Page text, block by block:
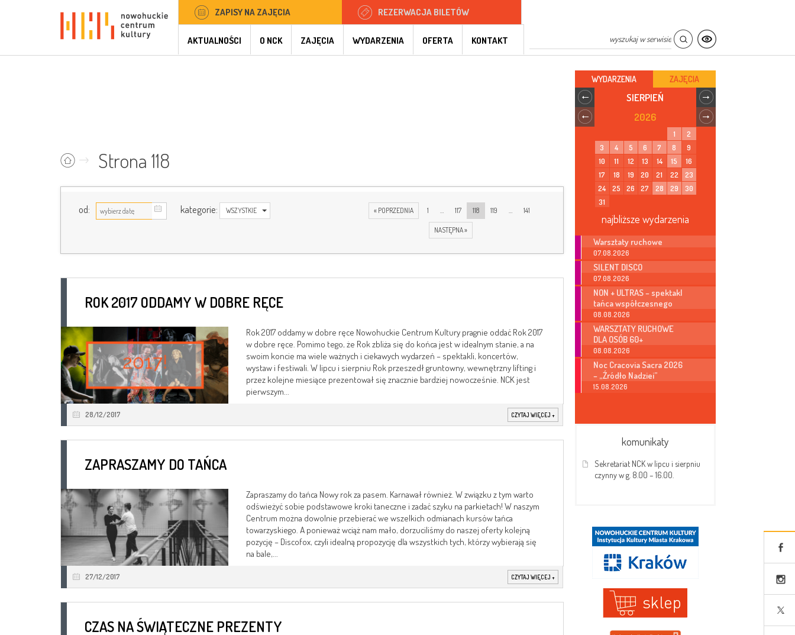
ZAPISY NA ZAJĘCIA REZERWACJA BILETÓW
AKTUALNOŚCI O NCK ZAJĘCIA WYDARZENIA OFERTA KONTAKT
Strona 118
od: kategorie: WSZYSTKIE « POPRZEDNIA 1 … 117 118 119 … 141
NASTĘPNA »
ROK 2017 ODDAMY W DOBRE RĘCE
Rok 2017 oddamy w dobre ręce Nowohuckie Centrum Kultury pragnie oddać Rok 2017
w dobre ręce. Pomimo tego, że Rok zbliża się do końca jest w idealnym stanie, a na
swoim koncie ma wiele ważnych i ciekawych wydarzeń – spektakli, koncertów,
wystaw i festiwali. W lipcu i sierpniu Rok przeszedł gruntowny, wewnętrzny lifting i
przez kolejne miesiące prezentował się znacznie bardziej nowocześnie. NCK jest
pierwszym...
28/12/2017 CZYTAJ WIĘCEJ +
ZAPRASZAMY DO TAŃCA
Zapraszamy do tańca Nowy rok za pasem. Karnawał również. W związku z tym warto
odświeżyć sobie podstawowe kroki taneczne i zadać szyku na parkietach! W naszym
Centrum można dowolnie przebierać we wszelkich odmianach kursów tańca
towarzyskiego. A ponieważ wciąż nam mało, dorzuciliśmy do naszej oferty kolejną
pozycję – Discofox, czyli idealną propozycję dla wszystkich tych, którzy wybierają się
na bale,...
27/12/2017 CZYTAJ WIĘCEJ +
CZAS NA ŚWIĄTECZNE PREZENTY
WYDARZENIA ZAJĘCIA
SIERPIEŃ
2026
1
2
3
4 5 6 7 8
9
10
11 12 13 14 15
16
17
18 19 20 21 22
23
24
25 26 27 28 29
30
31
najbliższe wydarzenia
Warsztaty ruchowe
07.08.2026
SILENT DISCO
07.08.2026
NON + ULTRAS – spektakl
tańca współczesnego
08.08.2026
WARSZTATY RUCHOWE
DLA OSÓB 60+
08.08.2026
Noc Cracovia Sacra 2026
– „Źródło Nadziei”
15.08.2026
komunikaty
Sekretariat NCK w lipcu i sierpniu
czynny w g. 8.00 – 16.00.